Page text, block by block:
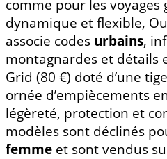
comme pour les
dynamique et flexible,
associe codes urbains,
montagnardes et détails
Grid (80 €) doté d’une
ornée d’empiècements
légèreté, protection et
modèles sont déclinés
femme et sont vendus